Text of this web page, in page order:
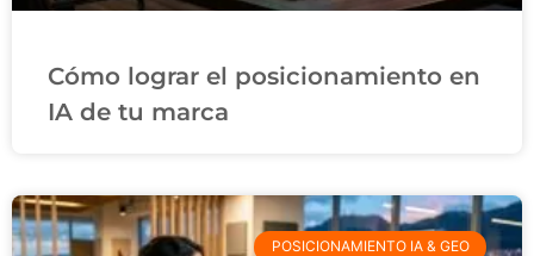
Cómo lograr el posicionamiento en
IA de tu marca
POSICIONAMIENTO IA & GEO